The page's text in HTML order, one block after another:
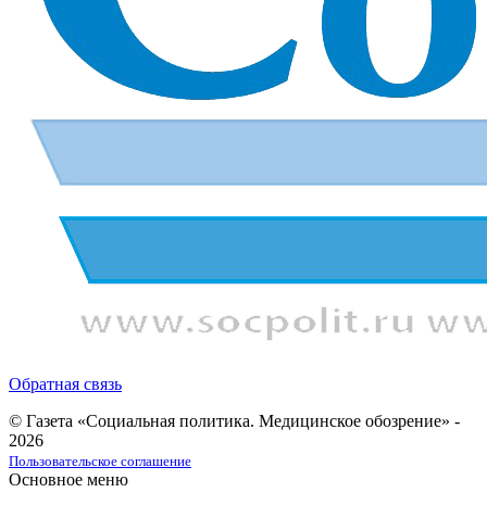
Обратная связь
© Газета «Социальная политика. Медицинское обозрение» -
2026
Пользовательское соглашение
Основное меню